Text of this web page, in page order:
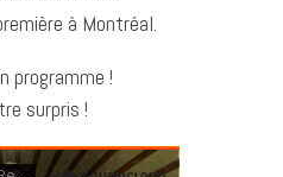
à Montréal.
programme !
surpris !